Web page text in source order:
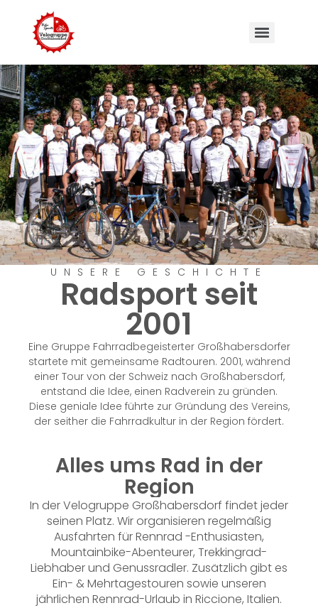
UNSERE GESCHICHTE
Radsport seit
2001
Eine Gruppe Fahrradbegeisterter Großhabersdorfer
startete mit gemeinsame Radtouren. 2001, während
einer Tour von der Schweiz nach Großhabersdorf,
entstand die Idee, einen Radverein zu gründen.
Diese geniale Idee führte zur Gründung des Vereins,
der seither die Fahrradkultur in der Region fördert.
Alles ums Rad in der
Region
In der Velogruppe Großhabersdorf findet jeder
seinen Platz. Wir organisieren regelmäßig
Ausfahrten für Rennrad -Enthusiasten,
Mountainbike-Abenteurer, Trekkingrad-
Liebhaber und Genussradler. Zusätzlich gibt es
Ein- & Mehrtagestouren sowie unseren
jährlichen Rennrad-Urlaub in Riccione, Italien.